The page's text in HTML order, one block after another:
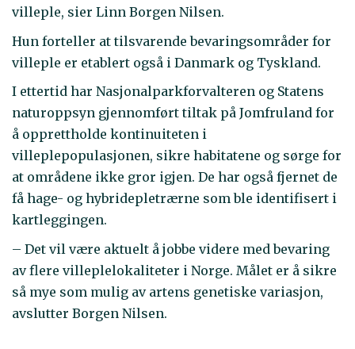
villeple, sier Linn Borgen Nilsen.
Hun forteller at tilsvarende bevaringsområder for
villeple er etablert også i Danmark og Tyskland.
I ettertid har Nasjonalparkforvalteren og Statens
naturoppsyn gjennomført tiltak på Jomfruland for
å opprettholde kontinuiteten i
villeplepopulasjonen, sikre habitatene og sørge for
at områdene ikke gror igjen. De har også fjernet de
få hage- og hybridepletrærne som ble identifisert i
kartleggingen.
– Det vil være aktuelt å jobbe videre med bevaring
av flere villeplelokaliteter i Norge. Målet er å sikre
så mye som mulig av artens genetiske variasjon,
avslutter Borgen Nilsen.